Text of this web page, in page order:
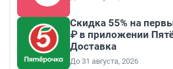
Скидка 55% на
₽ в приложении
Доставка
До 31 августа, 2026